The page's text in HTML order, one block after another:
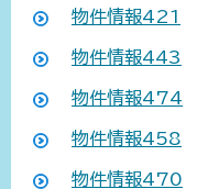
物件情報421
物件情報443
物件情報474
物件情報458
物件情報470